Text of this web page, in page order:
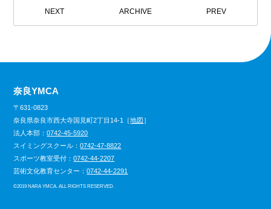
NEXT ARCHIVE PREV
奈良YMCA
〒631-0823
奈良県奈良市西大寺国見町2丁目14-1［地図 ］
法人本部：0742-45-5920
スイミングスクール：0742-47-8822
スポーツ教室受付：0742-44-2207
芸術文化教育センター：0742-44-2291
©2019 NARA YMCA. ALL RIGHTS RESERVED.